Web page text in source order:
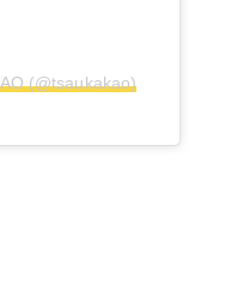
(@tsaukakao)